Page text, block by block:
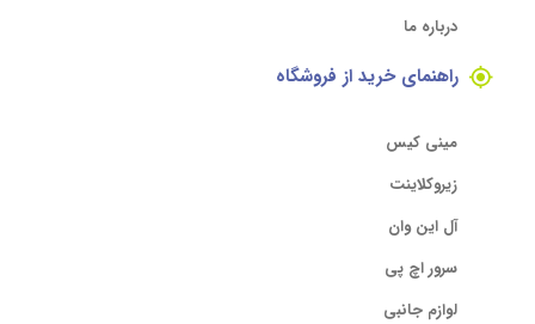
درباره ما
راهنمای خرید از فروشگاه
مینی کیس
زیروکلاینت
آل این وان
سرور اچ پی
لوازم جانبی